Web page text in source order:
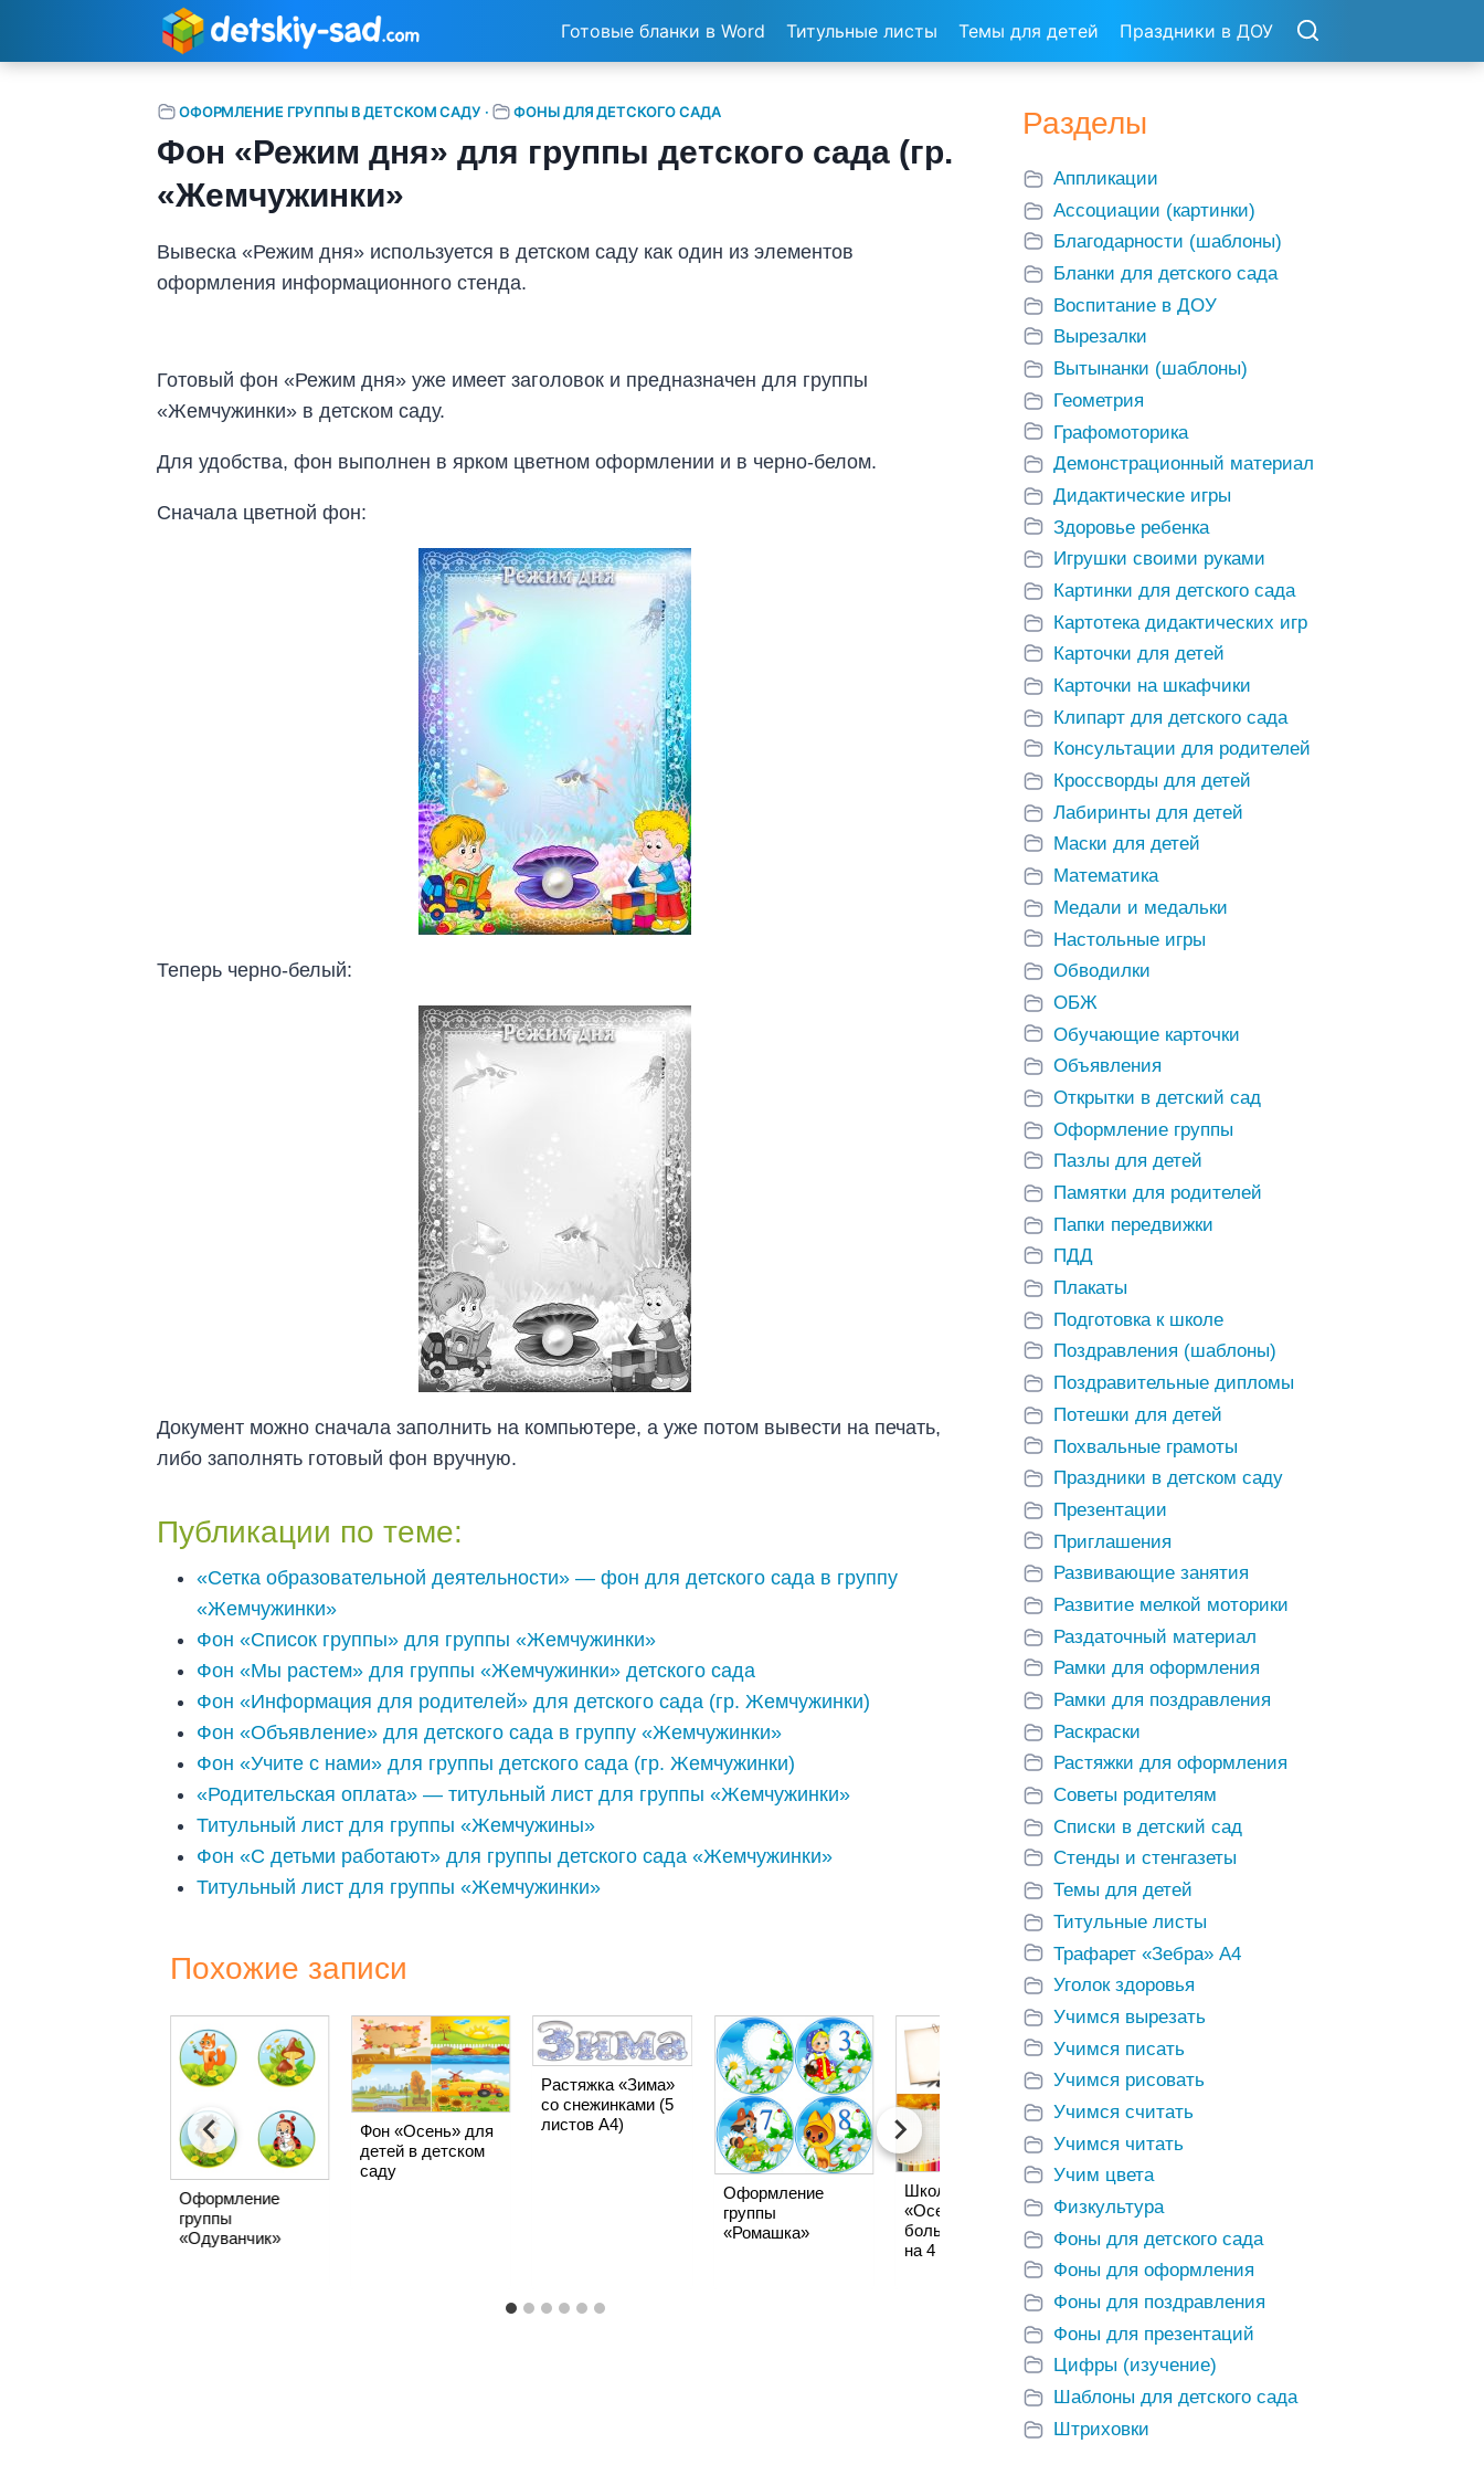
Готовые бланки в Word Титульные листы Темы для детей Праздники в ДОУ
ОФОРМЛЕНИЕ ГРУППЫ В ДЕТСКОМ САДУ · ФОНЫ ДЛЯ ДЕТСКОГО САДА
Фон «Режим дня» для группы детского сада (гр.
«Жемчужинки»
Вывеска «Режим дня» используется в детском саду как один из элементов
оформления информационного стенда.
Готовый фон «Режим дня» уже имеет заголовок и предназначен для группы
«Жемчужинки» в детском саду.
Для удобства, фон выполнен в ярком цветном оформлении и в черно-белом.
Сначала цветной фон:
Теперь черно-белый:
Документ можно сначала заполнить на компьютере, а уже потом вывести на печать,
либо заполнять готовый фон вручную.
Публикации по теме:
«Сетка образовательной деятельности» — фон для детского сада в группу
«Жемчужинки»
Фон «Список группы» для группы «Жемчужинки»
Фон «Мы растем» для группы «Жемчужинки» детского сада
Фон «Информация для родителей» для детского сада (гр. Жемчужинки)
Фон «Объявление» для детского сада в группу «Жемчужинки»
Фон «Учите с нами» для группы детского сада (гр. Жемчужинки)
«Родительская оплата» — титульный лист для группы «Жемчужинки»
Титульный лист для группы «Жемчужины»
Фон «С детьми работают» для группы детского сада «Жемчужинки»
Титульный лист для группы «Жемчужинки»
Похожие записи
Оформление
группы
«Одуванчик»
Фон «Осень» для
детей в детском
саду
Растяжка «Зима»
со снежинками (5
листов А4)
Оформление
группы
«Ромашка»
Школьные фоны
«Осень» (+
большие плакаты
на 4 листа А4)
Стенгазета для
поздравления с
детский сад
Разделы
Аппликации
Ассоциации (картинки)
Благодарности (шаблоны)
Бланки для детского сада
Воспитание в ДОУ
Вырезалки
Вытынанки (шаблоны)
Геометрия
Графомоторика
Демонстрационный материал
Дидактические игры
Здоровье ребенка
Игрушки своими руками
Картинки для детского сада
Картотека дидактических игр
Карточки для детей
Карточки на шкафчики
Клипарт для детского сада
Консультации для родителей
Кроссворды для детей
Лабиринты для детей
Маски для детей
Математика
Медали и медальки
Настольные игры
Обводилки
ОБЖ
Обучающие карточки
Объявления
Открытки в детский сад
Оформление группы
Пазлы для детей
Памятки для родителей
Папки передвижки
ПДД
Плакаты
Подготовка к школе
Поздравления (шаблоны)
Поздравительные дипломы
Потешки для детей
Похвальные грамоты
Праздники в детском саду
Презентации
Приглашения
Развивающие занятия
Развитие мелкой моторики
Раздаточный материал
Рамки для оформления
Рамки для поздравления
Раскраски
Растяжки для оформления
Советы родителям
Списки в детский сад
Стенды и стенгазеты
Темы для детей
Титульные листы
Трафарет «Зебра» А4
Уголок здоровья
Учимся вырезать
Учимся писать
Учимся рисовать
Учимся считать
Учимся читать
Учим цвета
Физкультура
Фоны для детского сада
Фоны для оформления
Фоны для поздравления
Фоны для презентаций
Цифры (изучение)
Шаблоны для детского сада
Штриховки